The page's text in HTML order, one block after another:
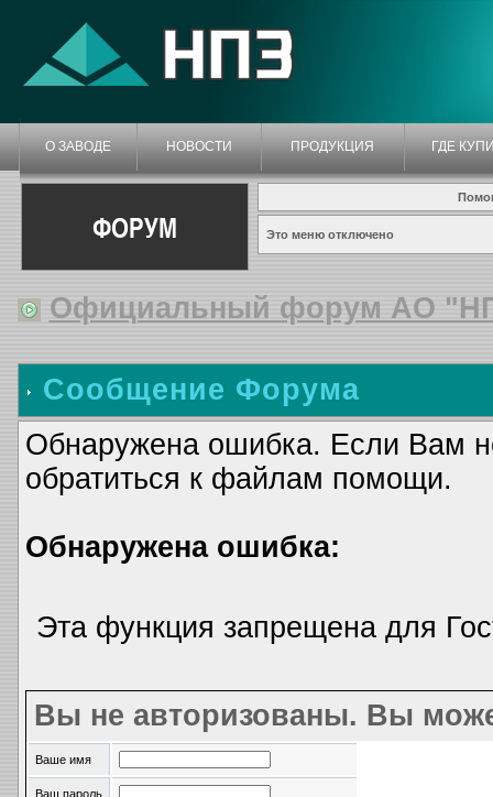
О ЗАВОДЕ НОВОСТИ ПРОДУКЦИЯ ГДЕ
ФОРУМ Это меню отключено
Официальный форум АО
Сообщение Форума
Обнаружена ошибка. Если Вам
обратиться к файлам помощи.
Обнаружена ошибка:
Эта функция запрещена для
Вы не авторизованы. Вы
Ваше имя
Ваш пароль